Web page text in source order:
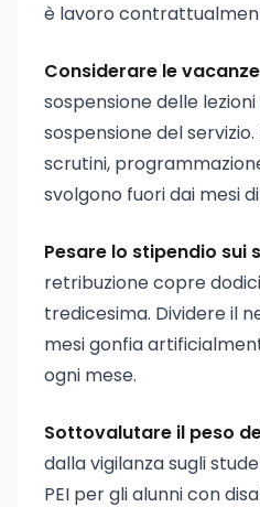
è lavoro
Considerare le
sospensione delle
sospensione del servizio.
scrutini,
svolgono fuori dai mesi
Pesare lo stipendio sui
retribuzione copre
tredicesima. Dividere il
mesi gonfia
ogni mese.
Sottovalutare il peso
dalla vigilanza sugli
PEI per gli alunni con